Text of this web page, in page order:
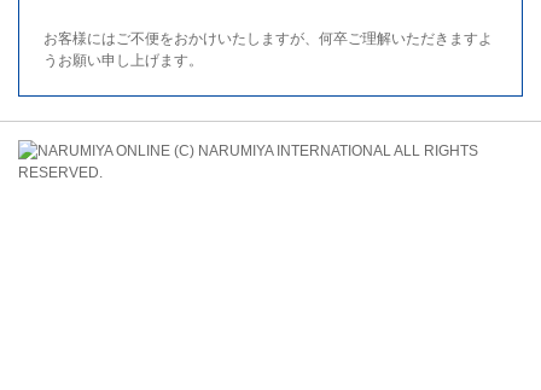
お客様にはご不便をおかけいたしますが、何卒ご理解いただきますよ
うお願い申し上げます。